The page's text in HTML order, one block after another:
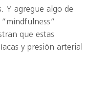
Y agregue algo de
que estas
y presión arterial